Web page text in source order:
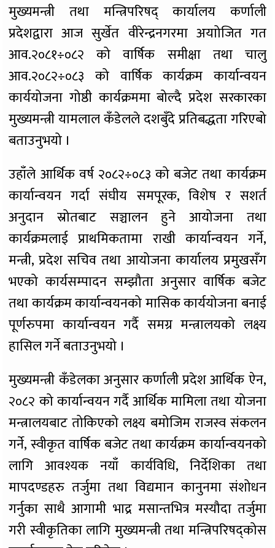
मुख्यमन्त्री तथा मन्त्रिपरिषद् कार्यालय कर्णाली
प्रदेशद्वारा आज सुर्खेत वीरेन्द्रनगरमा अयाोजित गत
आव.२०८१÷०८२ को वार्षिक समीक्षा तथा चालु
आव.२०८२÷०८३ को वार्षिक कार्यक्रम कार्यान्वयन
कार्ययोजना गोष्ठी कार्यक्रममा बोल्दै प्रदेश सरकारका
मुख्यमन्त्री यामलाल कँडेलले दशबुँदे प्रतिबद्धता गरिएबो
बताउनुभयो ।
उहाँले आर्थिक वर्ष २०८२÷०८३ को बजेट तथा कार्यक्रम
कार्यान्वयन गर्दा संघीय समपूरक, विशेष र सशर्त
अनुदान स्रोतबाट सञ्चालन हुने आयोजना तथा
कार्यक्रमलाई प्राथमिकतामा राखी कार्यान्वयन गर्ने,
मन्त्री, प्रदेश सचिव तथा आयोजना कार्यालय प्रमुखसँग
भएको कार्यसम्पादन सम्झौता अनुसार वार्षिक बजेट
तथा कार्यक्रम कार्यान्वयनको मासिक कार्ययोजना बनाई
पूर्णरुपमा कार्यान्वयन गर्दै समग्र मन्त्रालयको लक्ष्य
हासिल गर्ने बताउनुभयो ।
मुख्यमन्त्री कँडेलका अनुसार कर्णाली प्रदेश आर्थिक ऐन,
२०८२ को कार्यान्वयन गर्दै आर्थिक मामिला तथा योजना
मन्त्रालयबाट तोकिएको लक्ष्य बमोजिम राजस्व संकलन
गर्ने, स्वीकृत वार्षिक बजेट तथा कार्यक्रम कार्यान्वयनको
लागि आवश्यक नयाँ कार्यविधि, निर्देशिका तथा
मापदण्डहरु तर्जुमा तथा विद्यमान कानुनमा संशोधन
गर्नुका साथै आगामी भाद्र मसान्तभित्र मस्यौदा तर्जुमा
गरी स्वीकृतिका लागि मुख्यमन्त्री तथा मन्त्रिपरिषद्कोस